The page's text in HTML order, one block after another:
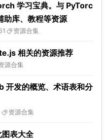
学习宝典。与 PyTorc
助库、教程等资源
资源合集
相关的资源推荐
源合集
开发的概览、术语表和分
资源合集
表大全